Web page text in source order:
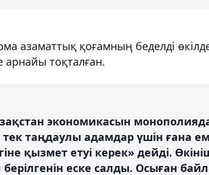
азаматтық қоғамның беделді
арнайы тоқталған.
экономикасын
таңдаулы адамдар үшін ғана
қызмет етуі керек» дейді.
еске салды. Осыған